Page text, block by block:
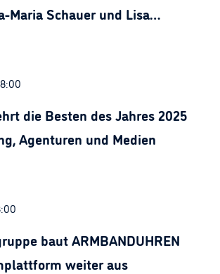
Maria Schauer und Lisa
die Besten des Jahres 2025
Agenturen und Medien
baut ARMBANDUHREN
weiter aus